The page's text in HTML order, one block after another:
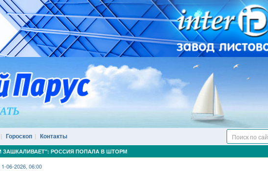
Гороскоп Контакты
ЗАШКАЛИВАЕТ": РОССИЯ ПОПАЛА В ШТОРМ
1-06-2026, 06:00